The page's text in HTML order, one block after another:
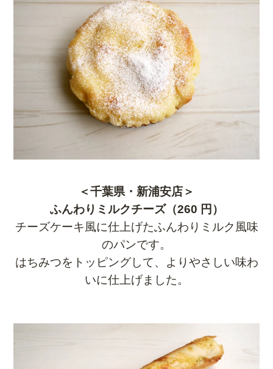
＜千葉県・新浦安店＞
ふんわりミルクチーズ（260 円）
チーズケーキ風に仕上げたふんわりミルク風味
のパンです。
はちみつをトッピングして、よりやさしい味わ
いに仕上げま した。